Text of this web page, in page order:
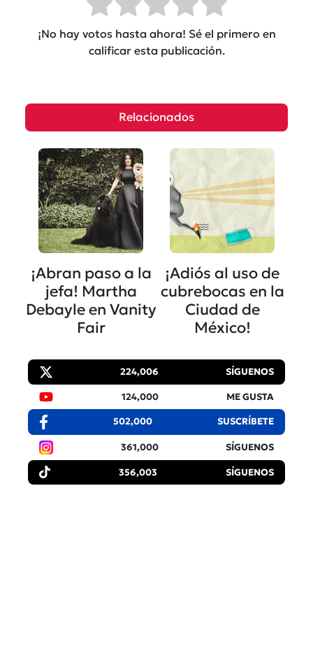
¡No hay votos hasta ahora! Sé el primero en
calificar esta publicación.
Relacionados
¡Abran paso a la
jefa! Martha
Debayle en Vanity
Fair
¡Adiós al uso de
cubrebocas en la
Ciudad de
México!
224,006 SÍGUENOS
124,000 ME GUSTA
502,000 SUSCRÍBETE
361,000 SÍGUENOS
356,003 SÍGUENOS